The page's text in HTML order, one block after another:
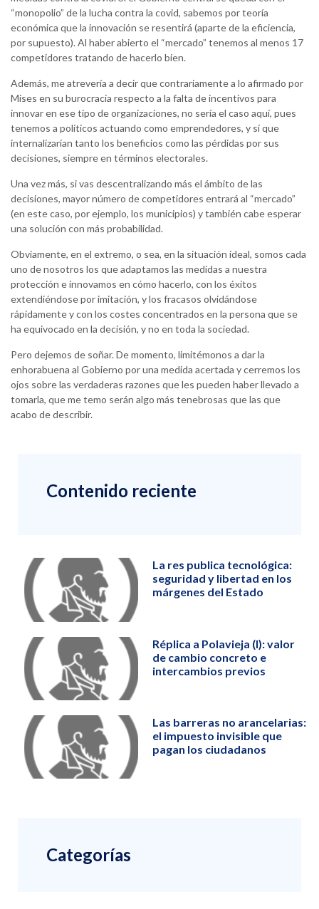
“monopolio” de la lucha contra la covid, sabemos por teoría
económica que la innovación se resentirá (aparte de la eficiencia,
por supuesto). Al haber abierto el “mercado” tenemos al menos 17
competidores tratando de hacerlo bien.
Además, me atrevería a decir que contrariamente a lo afirmado por
Mises en su burocracia respecto a la falta de incentivos para
innovar en ese tipo de organizaciones, no sería el caso aquí, pues
tenemos a políticos actuando como emprendedores, y sí que
internalizarían tanto los beneficios como las pérdidas por sus
decisiones, siempre en términos electorales.
Una vez más, si vas descentralizando más el ámbito de las
decisiones, mayor número de competidores entrará al “mercado”
(en este caso, por ejemplo, los municipios) y también cabe esperar
una solución con más probabilidad.
Obviamente, en el extremo, o sea, en la situación ideal, somos cada
uno de nosotros los que adaptamos las medidas a nuestra
protección e innovamos en cómo hacerlo, con los éxitos
extendiéndose por imitación, y los fracasos olvidándose
rápidamente y con los costes concentrados en la persona que se
ha equivocado en la decisión, y no en toda la sociedad.
Pero dejemos de soñar. De momento, limitémonos a dar la
enhorabuena al Gobierno por una medida acertada y cerremos los
ojos sobre las verdaderas razones que les pueden haber llevado a
tomarla, que me temo serán algo más tenebrosas que las que
acabo de describir.
Contenido reciente
La res publica tecnológica:
seguridad y libertad en los
márgenes del Estado
Réplica a Polavieja (I): valor
de cambio concreto e
intercambios previos
Las barreras no arancelarias:
el impuesto invisible que
pagan los ciudadanos
Categorías